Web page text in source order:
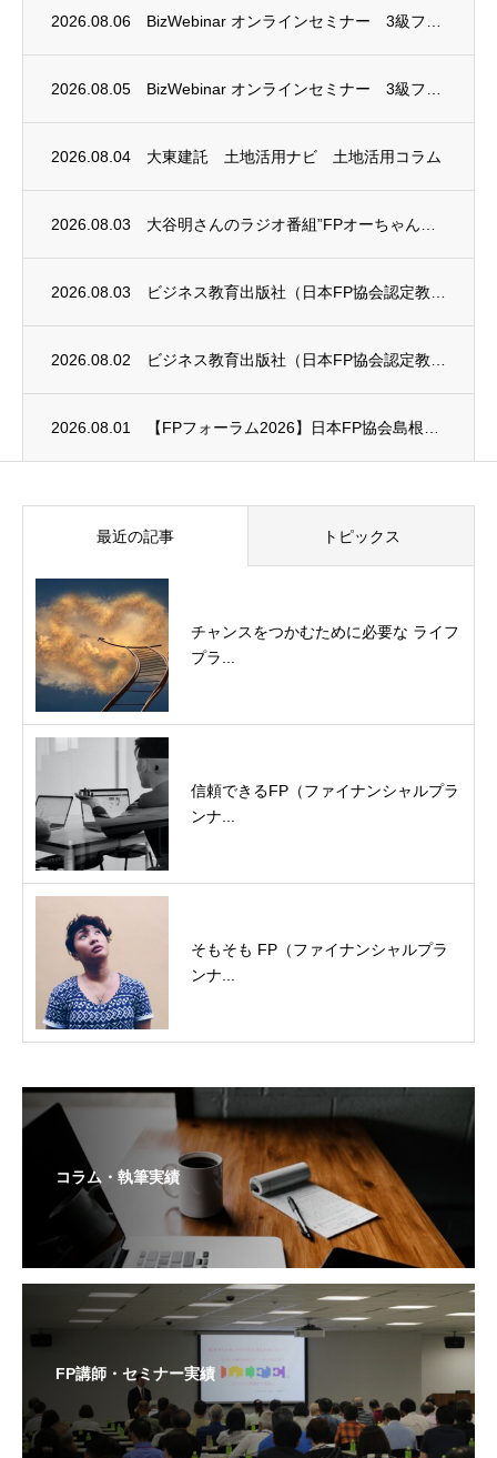
2026.08.06
2026.08.05
2026.08.04 大東建託 土地活用ナビ 土地活用コラム
2026.08.03
2026.08.03
2026.08.02
2026.08.01
最近の記事 トピックス
チャンスをつかむために必要な ライフ
プラ...
信頼できるFP（ファイナンシャルプラ
ンナ...
そもそも FP（ファイナンシャルプラ
ンナ...
コラム・執筆実績
FP講師・セミナー実績